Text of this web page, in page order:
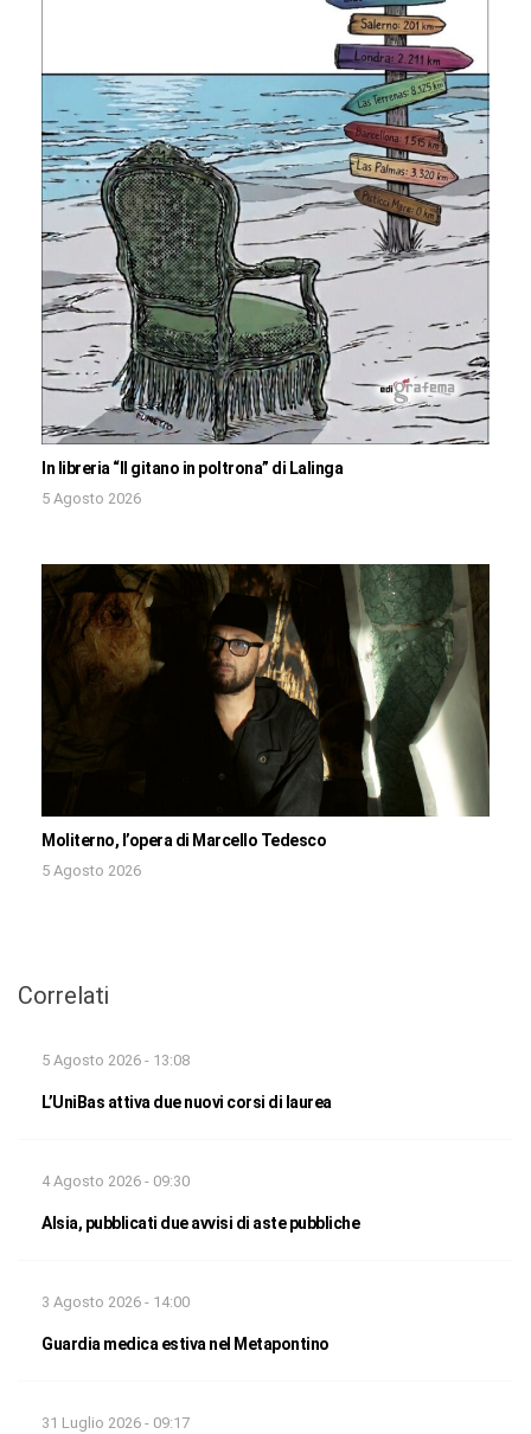
In libreria “Il gitano in poltrona” di Lalinga
5 Agosto 2026
Moliterno, l’opera di Marcello Tedesco
5 Agosto 2026
Correlati
5 Agosto 2026 - 13:08
L’UniBas attiva due nuovi corsi di laurea
4 Agosto 2026 - 09:30
Alsia, pubblicati due avvisi di aste pubbliche
3 Agosto 2026 - 14:00
Guardia medica estiva nel Metapontino
31 Luglio 2026 - 09:17